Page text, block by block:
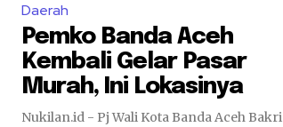
Daerah
Pemko Banda Aceh
Kembali Gelar Pasar
Murah, Ini Lokasinya
Nukilan.id - Pj Wali Kota Banda Aceh Bakri